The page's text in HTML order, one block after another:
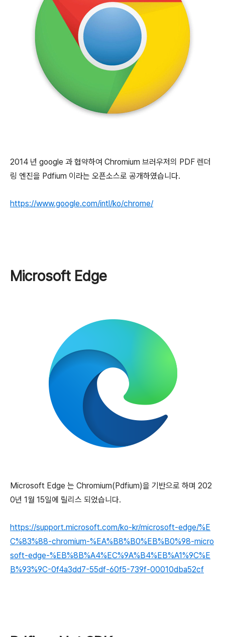
2014 년 google 과 협약하여 Chromium 브러우저의 PDF 렌더
링 엔진을 Pdfium 이라는 오픈소스로 공개하였습니다.
https://www.google.com/intl/ko/chrome/
Microsoft Edge
Microsoft Edge 는 Chromium(Pdfium)을 기반으로 하며 202
0년 1월 15일에 릴리스 되었습니다.
https://support.microsoft.com/ko-kr/microsoft-edge/%E
C%83%88-chromium-%EA%B8%B0%EB%B0%98-micro
soft-edge-%EB%8B%A4%EC%9A%B4%EB%A1%9C%E
B%93%9C-0f4a3dd7-55df-60f5-739f-00010dba52cf